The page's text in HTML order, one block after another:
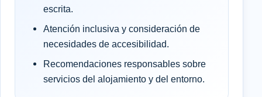
escrita.
Atención inclusiva y consideración de
necesidades de accesibilidad.
Recomendaciones responsables sobre
servicios del alojamiento y del entorno.